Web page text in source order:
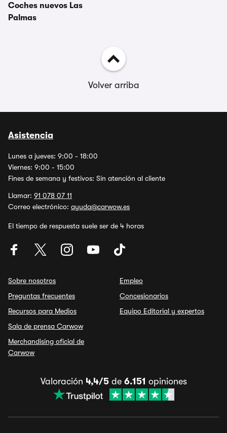
Coches nuevos Las
Palmas
Volver arriba
Asistencia
Lunes a jueves: 9:00 - 18:00
Viernes: 9:00 - 15:00
Fines de semana y festivos: Sin atención al cliente
Llamar: 91 078 07 11
Correo electrónico: ayuda@carwow.es
El tiempo de respuesta suele ser de 4 horas
Sobre nosotros
Preguntas frecuentes
Recursos para Medios
Sala de prensa Carwow
Merchandising oficial de
Carwow
Empleo
Concesionarios
Equipo Editorial y expertos
Valoración 4,4/5de 6.151 opiniones